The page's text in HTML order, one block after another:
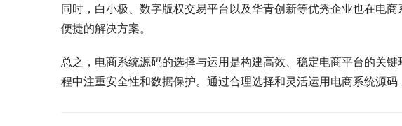
同时，白小极、数字版权交易平台以及华青创新等优秀企业也在电
便捷的解决方案。
总之，电商系统源码的选择与运用是构建高效、稳定电商平台的关
程中注重安全性和数据保护。通过合理选择和灵活运用电商系统源